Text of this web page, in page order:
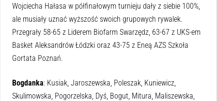
Wojciecha Hałasa w półfinałowym turnieju dały z siebie 100%,
ale musiały uznać wyższość swoich grupowych rywalek.
Przegrały 58-65 z Liderem Biofarm Swarzędz, 63-67 z UKS-em
Basket Aleksandrów Łódzki oraz 43-75 z Eneą AZS Szkoła
Gortata Poznań.
Bogdanka: Kusiak, Jaroszewska, Poleszak, Kuniewicz,
Skulimowska, Pogorzelska, Dyś, Bogut, Mitura, Maliszewska,